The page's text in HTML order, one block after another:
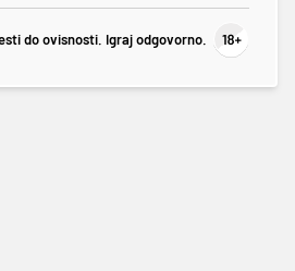
do ovisnosti. Igraj odgovorno.